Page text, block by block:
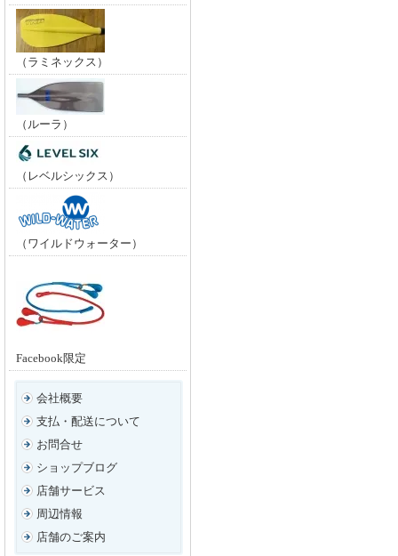
（ラミネックス）
（ルーラ）
（レベルシックス）
（ワイルドウォーター）
Facebook限定
会社概要
支払・配送について
お問合せ
ショップブログ
店舗サービス
周辺情報
店舗のご案内